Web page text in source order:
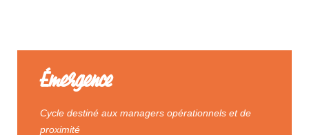
Émergence
Cycle destiné aux managers opérationnels et de
proximité